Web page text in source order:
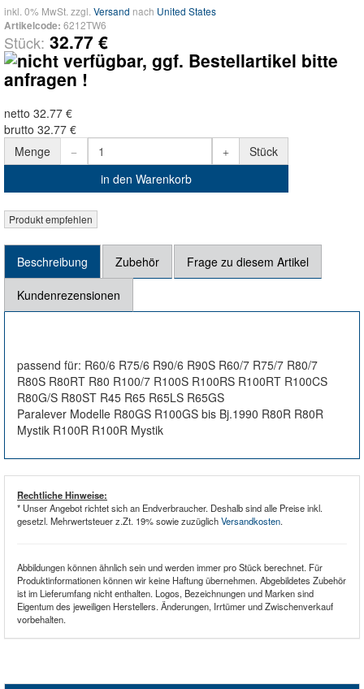
inkl. 0% MwSt. zzgl. Versand nach United States
Artikelcode: 6212TW6
Stück: 32.77 €
netto 32.77 €
brutto 32.77 €
Menge
Stück
in den Warenkorb
Beschreibung Zubehör Frage zu diesem Artikel
Kundenrezensionen
passend für: R60/6 R75/6 R90/6 R90S R60/7 R75/7 R80/7
R80S R80RT R80 R100/7 R100S R100RS R100RT R100CS
R80G/S R80ST R45 R65 R65LS R65GS
Paralever Modelle R80GS R100GS bis Bj.1990 R80R R80R
Mystik R100R R100R Mystik
Rechtliche Hinweise:
* Unser Angebot richtet sich an Endverbraucher. Deshalb sind alle Preise inkl.
gesetzl. Mehrwertsteuer z.Zt. 19% sowie zuzüglichVersandkosten.
Abbildungen können ähnlich sein und werden immer pro Stück berechnet. Für
Produktinformationen können wir keine Haftung übernehmen. Abgebildetes Zubehör
ist im Lieferumfang nicht enthalten. Logos, Bezeichnungen und Marken sind
Eigentum des jeweiligen Herstellers. Änderungen, Irrtümer und Zwischenverkauf
vorbehalten.